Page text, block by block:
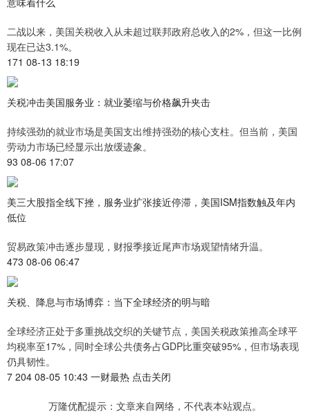
二战以来，美国关税收入从未超过联邦政府总收入的2%，但这一比例
现在已达3.1%。
171 08-13 18:19
关税冲击美国服务业：就业萎缩与价格飙升夹击
持续强劲的就业市场是美国支出维持强劲的核心支柱。但当前，美国
劳动力市场已经显示出放缓迹象。
93 08-06 17:07
美三大股指全线下挫，服务业扩张接近停滞，美国ISM指数触及年内
低位
贸易政策冲击逐步显现，财报季接近尾声市场观望情绪升温。
473 08-06 06:47
关税、降息与市场博弈：当下全球经济的明与暗
全球经济正处于多重挑战交织的关键节点，美国关税政策推高全球平
均税率至17%，同时全球公共债务占GDP比重突破95%，但市场表现
仍具韧性。
7 204 08-05 10:43 一财最热 点击关闭
万隆优配提示：文章来自网络，不代表本站观点。